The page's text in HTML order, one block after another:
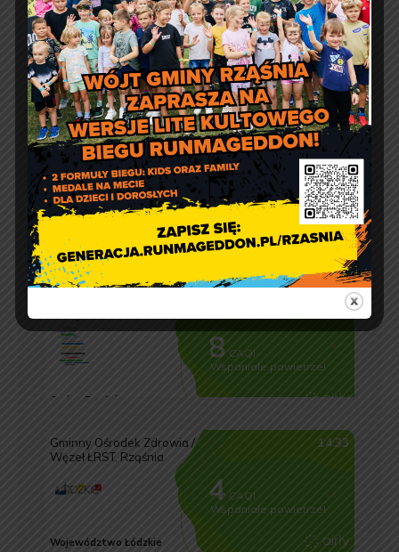
tel. 44 631-71-22 (biuro podawcze)
Godziny otwarcia Urzędu:
pon.: 9:00 – 17:00
wt. – pt.: 7:30 – 15:30
Jakość powietrza